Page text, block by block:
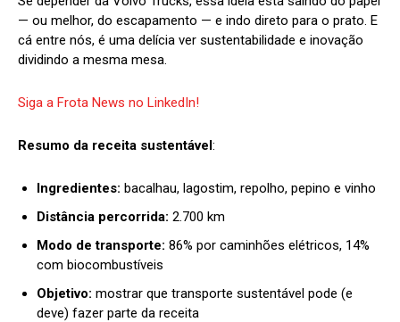
— ou melhor, do escapamento — e indo direto para o prato. E
cá entre nós, é uma delícia ver sustentabilidade e inovação
dividindo a mesma mesa.
Siga a Frota News no LinkedIn!
Resumo da receita sustentável:
Ingredientes: bacalhau, lagostim, repolho, pepino e vinho
Distância percorrida: 2.700 km
Modo de transporte: 86% por caminhões elétricos, 14%
com biocombustíveis
Objetivo: mostrar que transporte sustentável pode (e
deve) fazer parte da receita